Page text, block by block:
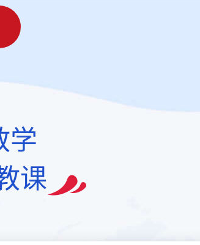
学
课